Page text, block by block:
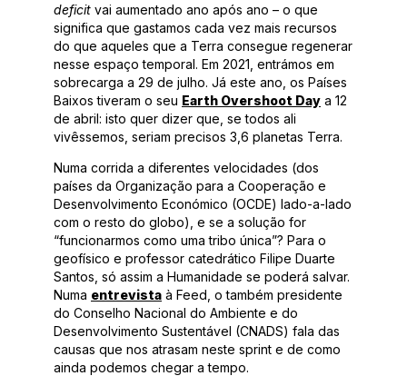
deficit vai aumentado ano após ano – o que
significa que gastamos cada vez mais recursos
do que aqueles que a Terra consegue regenerar
nesse espaço temporal. Em 2021, entrámos em
sobrecarga a 29 de julho. Já este ano, os Países
Baixos tiveram o seu Earth Overshoot Day a 12
de abril: isto quer dizer que, se todos ali
vivêssemos, seriam precisos 3,6 planetas Terra.
Numa corrida a diferentes velocidades (dos
países da Organização para a Cooperação e
Desenvolvimento Económico (OCDE) lado-a-lado
com o resto do globo), e se a solução for
“funcionarmos como uma tribo única”? Para o
geofísico e professor catedrático Filipe Duarte
Santos, só assim a Humanidade se poderá salvar.
Numa entrevista à Feed, o também presidente
do Conselho Nacional do Ambiente e do
Desenvolvimento Sustentável (CNADS) fala das
causas que nos atrasam neste sprint e de como
ainda podemos chegar a tempo.